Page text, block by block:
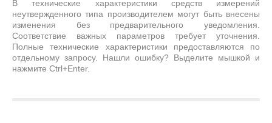
В технические характеристики средств измерений
неутвержденного типа производителем могут быть внесены
изменения без предварительного уведомления.
Соответствие важных параметров требует уточнения.
Полные технические характеристики предоставляются по
отдельному запросу. Нашли ошибку? Выделите мышкой и
нажмите Ctrl+Enter.